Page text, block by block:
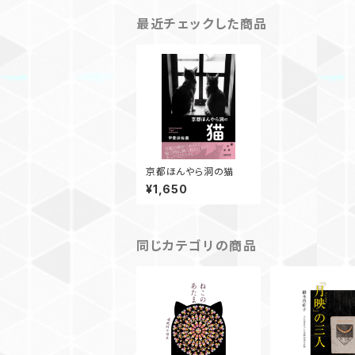
最近チェックした商品
京都ほんやら洞の猫
¥1,650
同じカテゴリの商品